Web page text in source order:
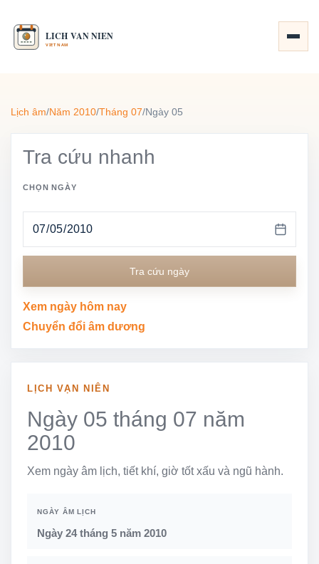
Lịch âm/Năm 2010/Tháng 07/Ngày 05
Tra cứu nhanh
CHỌN NGÀY
Tra cứu ngày
Xem ngày hôm nay
Chuyển đổi âm dương
LỊCH VẠN NIÊN
Ngày 05 tháng 07 năm
2010
Xem ngày âm lịch, tiết khí, giờ tốt xấu và ngũ hành.
NGÀY ÂM LỊCH
Ngày 24 tháng 5 năm 2010